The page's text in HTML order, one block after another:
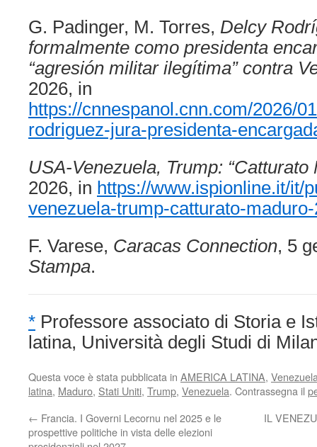
G. Padinger, M. Torres, Delcy
formalmente como presidenta
“agresión militar ilegítima” contra
2026, in
https://cnnespanol.cnn.com/2026/
rodriguez-jura-presidenta-
USA-Venezuela, Trump: “Catturato
2026, in https://www.ispionline.it/it/
venezuela-trump-catturato-
F. Varese, Caracas Connection, 5
Stampa.
* Professore associato di Storia e
latina, Università degli Studi di
Questa voce è stata pubblicata in AMERICA LATINA,
latina, Maduro, Stati Uniti, Trump, Venezuela. Contrassegna il
← Francia. I Governi Lecornu nel 2025 e le
prospettive politiche in vista delle elezioni
IL